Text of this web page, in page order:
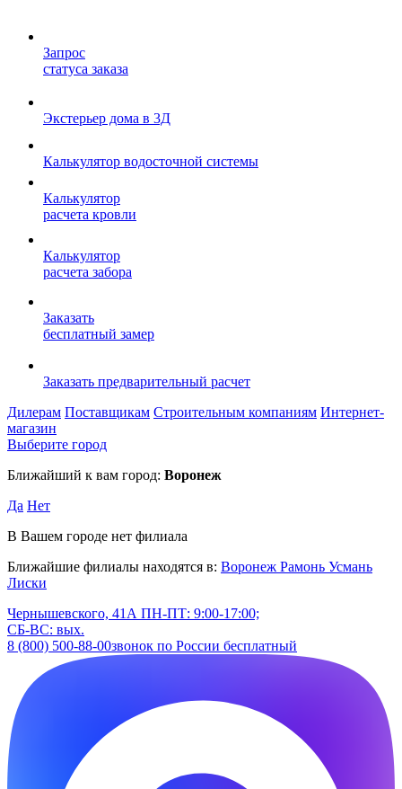
Запрос
статуса заказа
Экстерьер дома в 3Д
Калькулятор водосточной системы
Калькулятор
расчета кровли
Калькулятор
расчета забора
Заказать
бесплатный замер
Заказать предварительный расчет
Дилерам Поставщикам Строительным компаниям Интернет-
магазин
Выберите город
Ближайший к вам город: Воронеж
Да Нет
В Вашем городе нет филиала
Ближайшие филиалы находятся в: Воронеж Рамонь Усмань
Лиски
Чернышевского, 41А ПН-ПТ: 9:00-17:00;
СБ-ВС: вых.
8 (800) 500-88-00звонок по России бесплатный